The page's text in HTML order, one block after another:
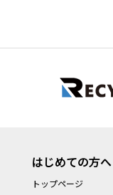
はじめての方へ
トップページ